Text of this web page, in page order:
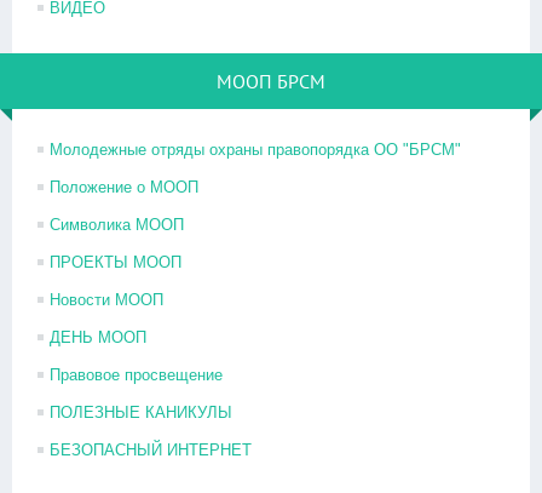
ВИДЕО
МООП БРСМ
Молодежные отряды охраны правопорядка ОО "БРСМ"
Положение о МООП
Символика МООП
ПРОЕКТЫ МООП
Новости МООП
ДЕНЬ МООП
Правовое просвещение
ПОЛЕЗНЫЕ КАНИКУЛЫ
БЕЗОПАСНЫЙ ИНТЕРНЕТ